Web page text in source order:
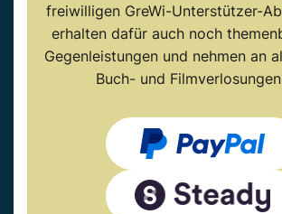
freiwilligen GreWi-Unterstützer-
erhalten dafür auch noch
Gegenleistungen und nehmen an
Buch- und